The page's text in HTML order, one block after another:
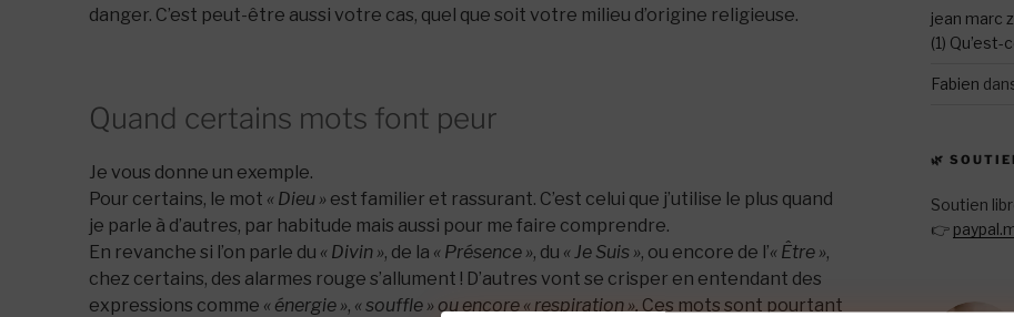
danger. C’est peut-être aussi votre cas, quel que soit votre milieu d’origine religieuse.
Quand certains mots font peur
Je vous donne un exemple.
Pour certains, le mot « Dieu » est familier et rassurant. C’est celui que j’utilise le plus quand
je parle à d’autres, par habitude mais aussi pour me faire comprendre.
En revanche si l’on parle du « Divin », de la « Présence », du « Je Suis », ou encore de l’« Être »,
chez certains, des alarmes rouge s’allument ! D’autres vont se crisper en entendant des
expressions comme « énergie », « souffle » ou encore « respiration ». Ces mots sont pourtant
jean marc
(1)
Fabien
🌿
Soutien
👉